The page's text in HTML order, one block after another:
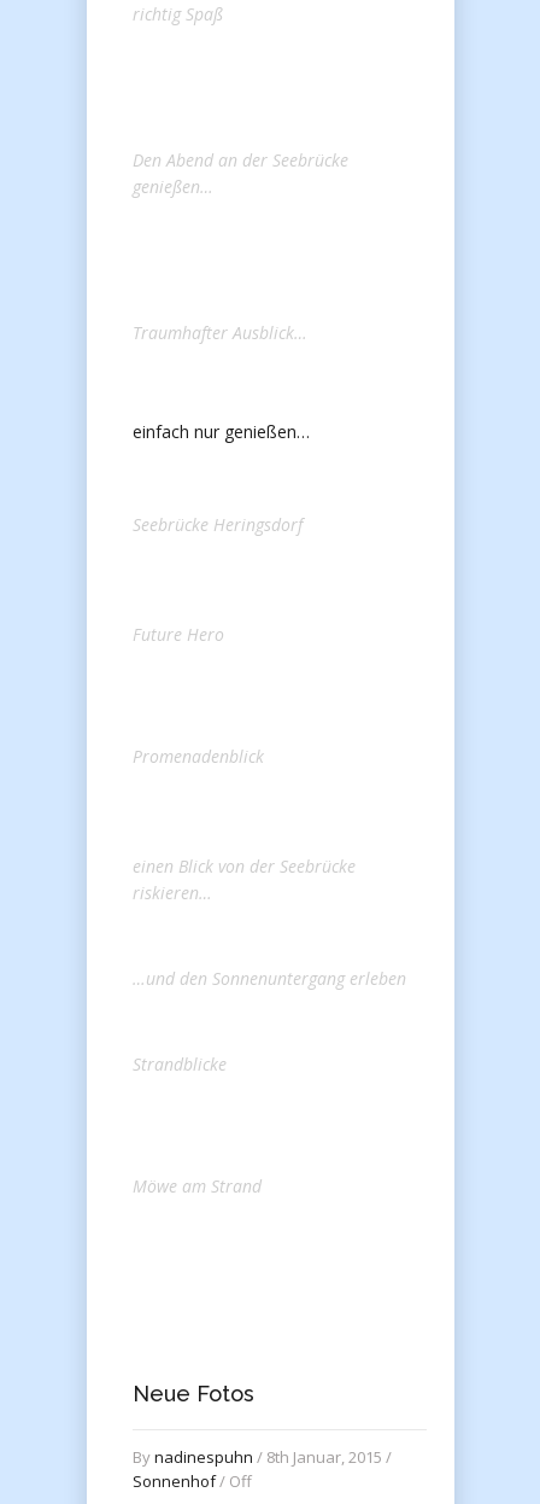
richtig Spaß
Den Abend an der Seebrücke
genießen…
Traumhafter Ausblick…
einfach nur genießen…
Seebrücke Heringsdorf
Future Hero
Promenadenblick
einen Blick von der Seebrücke
riskieren…
…und den Sonnenuntergang erleben
Strandblicke
Möwe am Strand
Neue Fotos
Bynadinespuhn / 8th Januar, 2015 /
Sonnenhof/ Off